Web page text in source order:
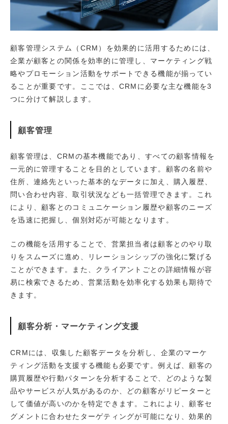
顧客管理システム（CRM）を効果的に活用するためには、
企業が顧客との関係を効率的に管理し、マーケティング戦
略やプロモーション活動をサポートできる機能が揃ってい
ることが重要です。ここでは、CRMに必要な主な機能を3
つに分けて解説します。
顧客管理
顧客管理は、CRMの基本機能であり、すべての顧客情報を
一元的に管理することを目的としています。顧客の名前や
住所、連絡先といった基本的なデータに加え、購入履歴、
問い合わせ内容、取引状況なども一括管理できます。これ
により、顧客とのコミュニケーション履歴や顧客のニーズ
を迅速に把握し、個別対応が可能となります。
この機能を活用することで、営業担当者は顧客とのやり取
りをスムーズに進め、リレーションシップの強化に繋げる
ことができます。また、クライアントごとの詳細情報が容
易に検索できるため、営業活動を効率化する効果も期待で
きます。
顧客分析・マーケティング支援
CRMには、収集した顧客データを分析し、企業のマーケ
ティング活動を支援する機能も必要です。例えば、顧客の
購買履歴や行動パターンを分析することで、どのような製
品やサービスが人気があるのか、どの顧客がリピーターと
して価値が高いのかを特定できます。これにより、顧客セ
グメントに合わせたターゲティングが可能になり、効果的